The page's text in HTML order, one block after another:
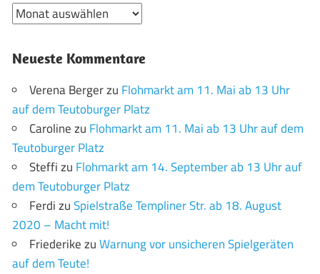
Archiv
Neueste Kommentare
Verena Bergerzu Flohmarkt am 11. Mai ab 13 Uhr
auf dem Teutoburger Platz
Carolinezu Flohmarkt am 11. Mai ab 13 Uhr auf dem
Teutoburger Platz
Steffizu Flohmarkt am 14. September ab 13 Uhr auf
dem Teutoburger Platz
FerdizuSpielstraße Templiner Str. ab 18. August
2020 – Macht mit!
FriederikezuWarnung vor unsicheren Spielgeräten
auf dem Teute!